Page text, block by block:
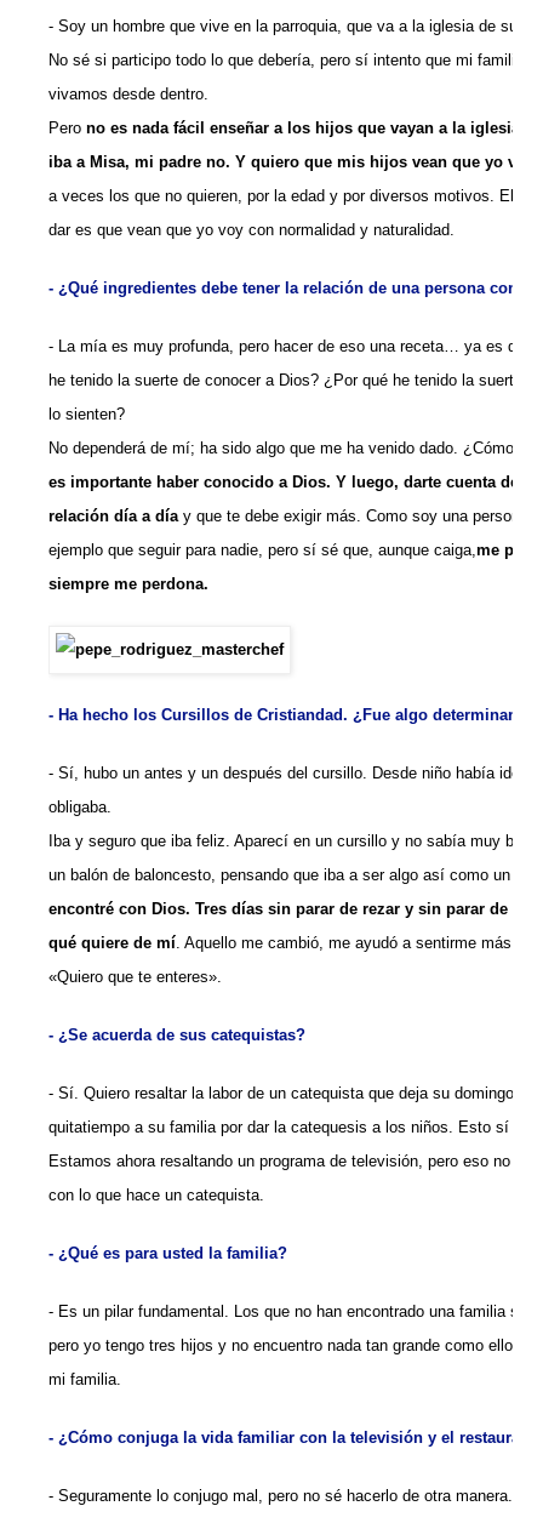
- Soy un hombre que vive en la parroquia, que va a la iglesia de su
No sé si participo todo lo que debería, pero sí intento que mi familia,
vivamos desde dentro.
Pero no es nada fácil enseñar a los hijos que vayan a la iglesia.
iba a Misa, mi padre no. Y quiero que mis hijos vean que yo voy
a veces los que no quieren, por la edad y por diversos motivos. El
dar es que vean que yo voy con normalidad y naturalidad.
- ¿Qué ingredientes debe tener la relación de una persona con
- La mía es muy profunda, pero hacer de eso una receta… ya es
he tenido la suerte de conocer a Dios? ¿Por qué he tenido la suerte
lo sienten?
No dependerá de mí; ha sido algo que me ha venido dado. ¿Cómo
es importante haber conocido a Dios. Y luego, darte cuenta de
relación día a día y que te debe exigir más. Como soy una persona
ejemplo que seguir para nadie, pero sí sé que, aunque caiga, me
siempre me perdona.
- Ha hecho los Cursillos de Cristiandad. ¿Fue algo determinante?
- Sí, hubo un antes y un después del cursillo. Desde niño había ido a
obligaba.
Iba y seguro que iba feliz. Aparecí en un cursillo y no sabía muy bien
un balón de baloncesto, pensando que iba a ser algo así como un
encontré con Dios. Tres días sin parar de rezar y sin parar de
qué quiere de mí . Aquello me cambió, me ayudó a sentirme más
«Quiero que te enteres».
- ¿Se acuerda de sus catequistas?
- Sí. Quiero resaltar la labor de un catequista que deja su domingo,
quitatiempo a su familia por dar la catequesis a los niños. Esto sí me
Estamos ahora resaltando un programa de televisión, pero eso no
con lo que hace un catequista.
- ¿Qué es para usted la familia?
- Es un pilar fundamental. Los que no han encontrado una familia
pero yo tengo tres hijos y no encuentro nada tan grande como ellos.
mi familia.
- ¿Cómo conjuga la vida familiar con la televisión y el
- Seguramente lo conjugo mal, pero no sé hacerlo de otra manera.